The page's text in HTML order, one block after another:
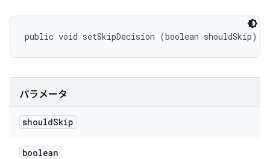
public void setSkipDecision (boolean shouldSkip)
パラメータ
shouldSkip
boolean